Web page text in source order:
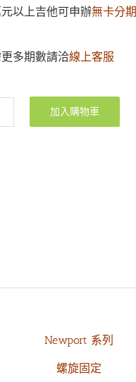
以上吉他可申辦無卡分期
多期數請洽線上客服
加入購物車
Newport 系列
螺旋固定